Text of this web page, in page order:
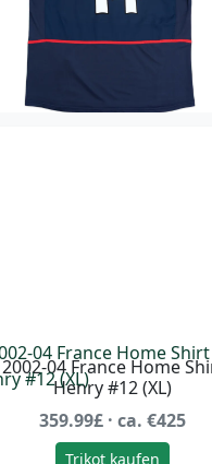
Trikot kaufen
2002-04 France Home
Henry #12 (XL)
359.99£ · ca. €425
Trikot kaufen